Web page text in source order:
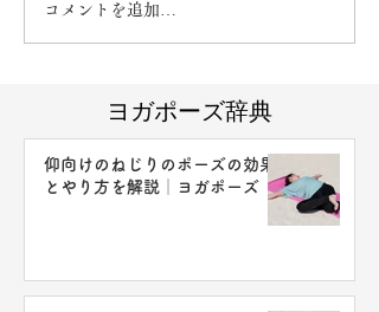
【6月スタート生】開催ス
ニヨガ＆マインドフルネ
コメントを追加…
ヨガポーズ辞典
仰向けのねじりのポーズの効果
とやり方を解説│ヨガポーズ